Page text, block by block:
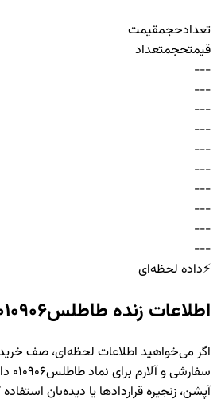
تعدادحجمقیمت
قیمتحجمتعداد
-
-
-
-
-
-
-
-
-
-
-
-
-
-
-
-
-
-
-
-
-
-
-
-
-
-
-
-
-
-
⚡داده لحظه‌ای
اطلاعات زنده طاطلس010906
سفارشی و آلارم برای نمادطاطلس010906
آپشن، زنجیره قراردادها یا دیده‌بان